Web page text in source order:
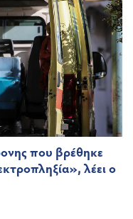
που βρέθηκε
λέει ο